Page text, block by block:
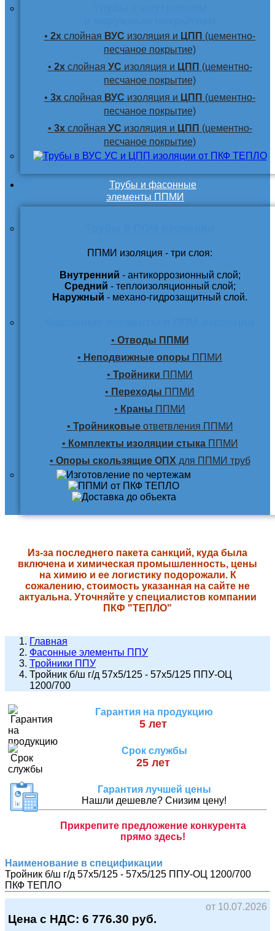
• 2х слойная ВУС изоляция и ЦПП (цементно-
песчаное покрытие)
• 2хслойная УС изоляция и ЦПП (цементно-
песчаное покрытие)
• 3х слойная ВУС изоляция и ЦПП (цементно-
песчаное покрытие)
• 3хслойная УС изоляция и ЦПП (цементно-
песчаное покрытие)
Трубы и фасонные
элементы ППМИ
ППМИ изоляция - три слоя:
Внутренний - антикоррозионный слой;
Средний - теплоизоляционный слой;
Наружный - механо-гидрозащитный слой.
• Отводы ППМИ
• Неподвижные опоры ППМИ
• Тройники ППМИ
• Переходы ППМИ
• Краны ППМИ
• Тройниковыеответвления ППМИ
• Комплекты изоляции стыкаППМИ
• Опоры скользящие ОПХ для ППМИ труб
Из-за последнего пакета санкций, куда была
включена и химическая промышленность, цены
на химию и ее логистику подорожали. К
сожалению, стоимость указанная на сайте не
актуальна. Уточняйте у специалистов компании
ПКФ "ТЕПЛО"
Главная
Фасонные элементы ППУ
Тройники ППУ
Тройник б/ш г/д 57х5/125 - 57х5/125 ППУ-ОЦ
1200/700
Гарантия на продукцию
5 лет
Срок службы
25 лет
Гарантия лучшей цены
Нашли дешевле? Снизим цену!
Прикрепите предложение конкурента
прямо здесь!
Наименование в спецификации
Тройник б/ш г/д 57х5/125 - 57х5/125 ППУ-ОЦ 1200/700
ПКФ ТЕПЛО
от 10.07.2026
Цена с НДС: 6 776.30 руб.